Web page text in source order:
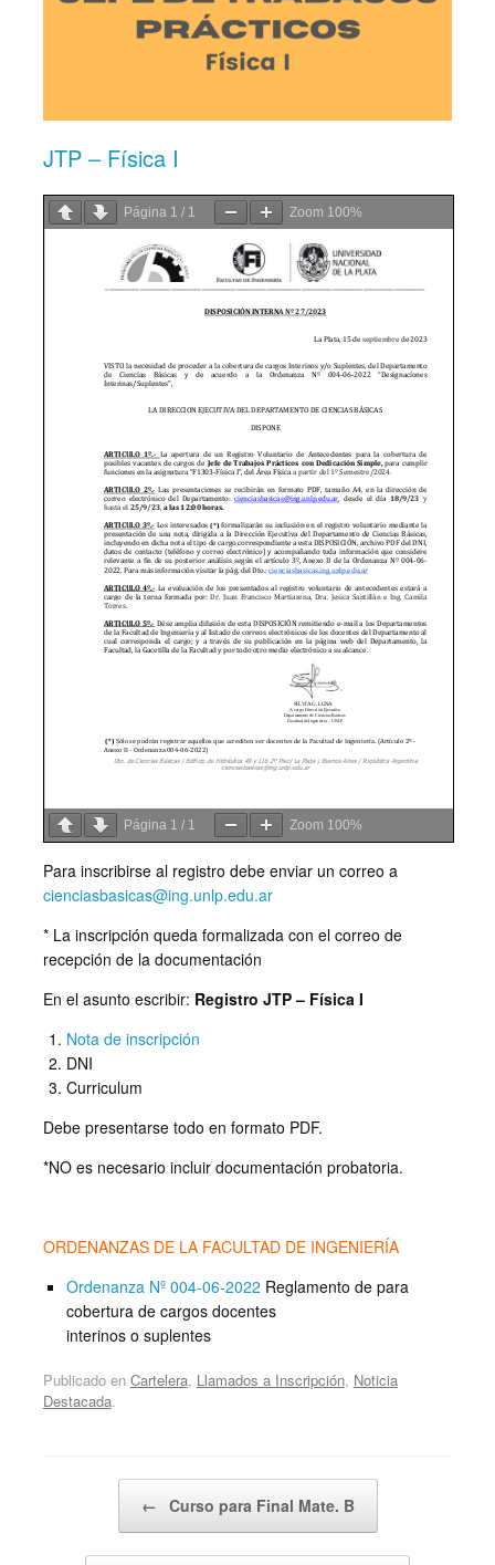
JTP – Física I
Página 1 / 1 Zoom 100%
Página 1 / 1 Zoom 100%
Para inscribirse al registro debe enviar un correo a
cienciasbasicas@ing.unlp.edu.ar
* La inscripción queda formalizada con el correo de
recepción de la documentación
En el asunto escribir: Registro JTP – Física I
Nota de inscripción
DNI
Curriculum
Debe presentarse todo en formato PDF.
*NO es necesario incluir documentación probatoria.
ORDENANZAS DE LA FACULTAD DE INGENIERÍA
Ordenanza Nº 004-06-2022 Reglamento de para
cobertura de cargos docentes
interinos o suplentes
Publicado en Cartelera, Llamados a Inscripción, Noticia
Destacada.
← Curso para Final Mate. B